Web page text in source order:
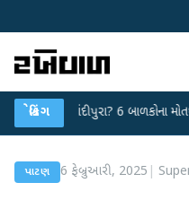
બ્રેકિંગ
કે ચાંદીપુરા? 6 બાળકોના મોતથી ફફડાટ
પાટણ 6 ફેબ્રુઆરી, 2025